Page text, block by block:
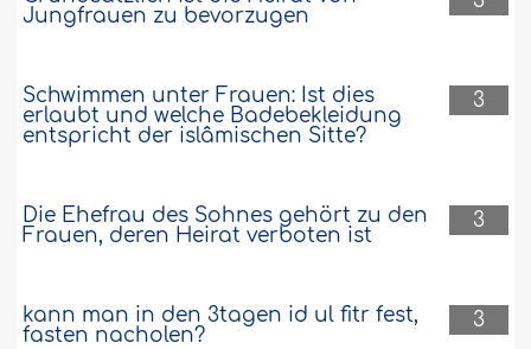
Jungfrauen zu bevorzugen
3
Schwimmen unter Frauen: Ist dies
erlaubt und welche Badebekleidung
entspricht der islâmischen Sitte?
3
Die Ehefrau des Sohnes gehört zu den
Frauen, deren Heirat verboten ist
3
kann man in den 3tagen id ul fitr fest,
fasten nacholen?